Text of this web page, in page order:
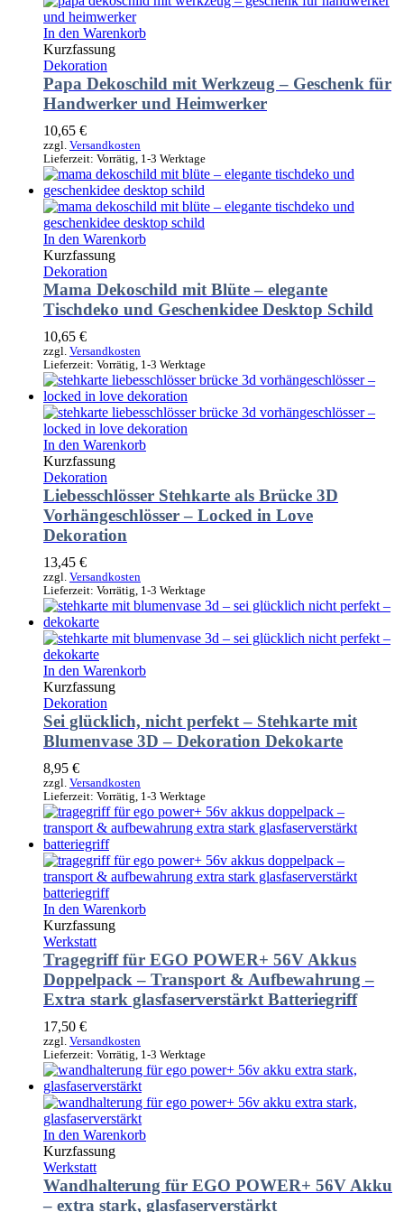
In den Warenkorb
Kurzfassung
Dekoration
Papa Dekoschild mit Werkzeug – Geschenk für
Handwerker und Heimwerker
10,65 €
zzgl. Versandkosten
Lieferzeit: Vorrätig, 1-3 Werktage
In den Warenkorb
Kurzfassung
Dekoration
Mama Dekoschild mit Blüte – elegante
Tischdeko und Geschenkidee Desktop Schild
10,65 €
zzgl. Versandkosten
Lieferzeit: Vorrätig, 1-3 Werktage
In den Warenkorb
Kurzfassung
Dekoration
Liebesschlösser Stehkarte als Brücke 3D
Vorhängeschlösser – Locked in Love
Dekoration
13,45 €
zzgl. Versandkosten
Lieferzeit: Vorrätig, 1-3 Werktage
In den Warenkorb
Kurzfassung
Dekoration
Sei glücklich, nicht perfekt – Stehkarte mit
Blumenvase 3D – Dekoration Dekokarte
8,95 €
zzgl. Versandkosten
Lieferzeit: Vorrätig, 1-3 Werktage
In den Warenkorb
Kurzfassung
Werkstatt
Tragegriff für EGO POWER+ 56V Akkus
Doppelpack – Transport & Aufbewahrung –
Extra stark glasfaserverstärkt Batteriegriff
17,50 €
zzgl. Versandkosten
Lieferzeit: Vorrätig, 1-3 Werktage
In den Warenkorb
Kurzfassung
Werkstatt
Wandhalterung für EGO POWER+ 56V Akku
– extra stark, glasfaserverstärkt